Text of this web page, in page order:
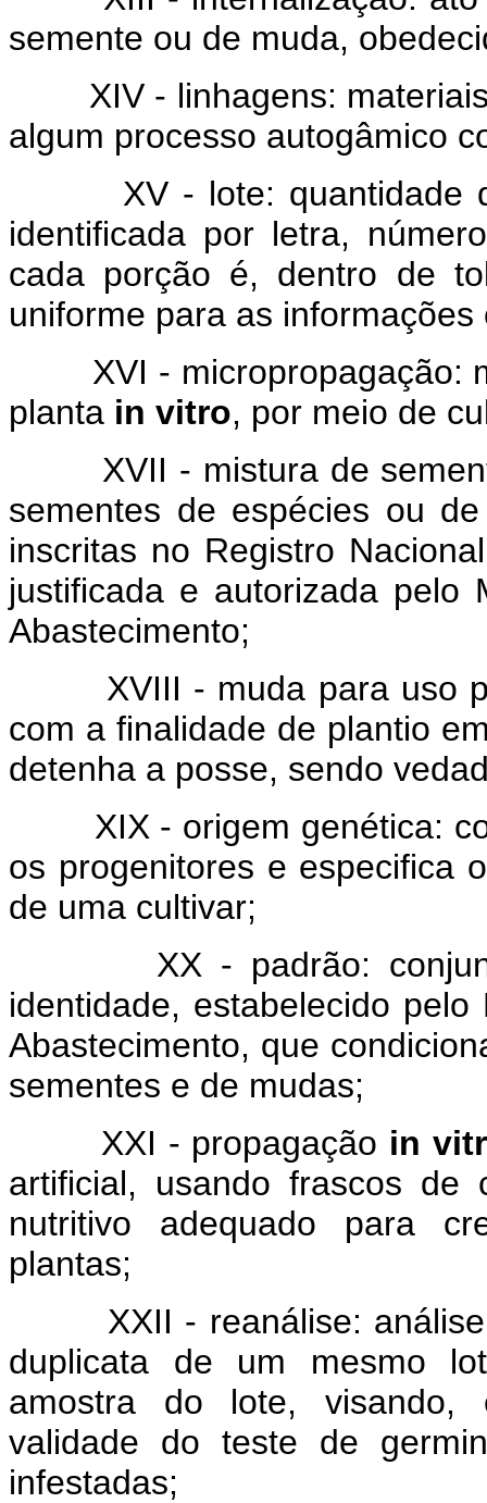
semente ou de muda,
XIV - linhagens: materiais
algum processo autogâmico
XV - lote: quantidade
identificada por letra,
cada porção é, dentro de
uniforme para as
XVI - micropropagação:
planta in vitro, por meio de
XVII - mistura de
sementes de espécies ou
inscritas no Registro
justificada e autorizada pelo
Abastecimento;
XVIII - muda para uso
com a finalidade de plantio
detenha a posse, sendo
XIX - origem genética:
os progenitores e especifica
de uma cultivar;
XX - padrão: conjunto
identidade, estabelecido
Abastecimento, que
sementes e de mudas;
XXI - propagação in
artificial, usando frascos de
nutritivo adequado para
plantas;
XXII - reanálise: análise
duplicata de um mesmo
amostra do lote, visando,
validade do teste de
infestadas;